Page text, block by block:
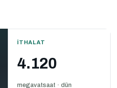
İTHALAT
4.120
megavatsaat · dün